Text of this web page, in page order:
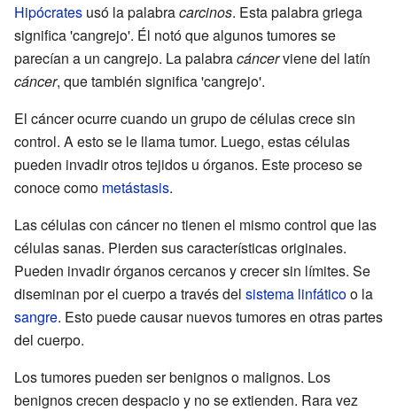
Hipócrates usó la palabracarcinos. Esta palabra griega
significa 'cangrejo'. Él notó que algunos tumores se
parecían a un cangrejo. La palabracáncerviene del latín
cáncer, que también significa 'cangrejo'.
El cáncer ocurre cuando un grupo de células crece sin
control. A esto se le llama tumor. Luego, estas células
pueden invadir otros tejidos u órganos. Este proceso se
conoce como metástasis.
Las células con cáncer no tienen el mismo control que las
células sanas. Pierden sus características originales.
Pueden invadir órganos cercanos y crecer sin límites. Se
diseminan por el cuerpo a través del sistema linfáticoo la
sangre. Esto puede causar nuevos tumores en otras partes
del cuerpo.
Los tumores pueden ser benignos o malignos. Los
benignos crecen despacio y no se extienden. Rara vez